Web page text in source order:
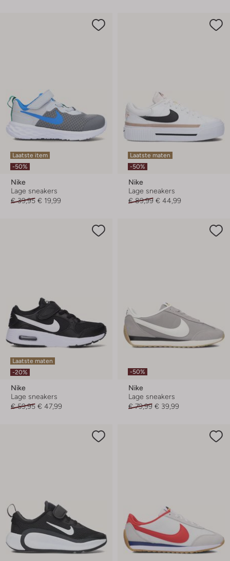
Laatste item
-50%
Nike
Lage sneakers
€ 39,95 € 19,99
Laatste maten
-50%
Nike
Lage sneakers
€ 89,99 € 44,99
Laatste maten
-20%
Nike
Lage sneakers
€ 59,95 € 47,99
-50%
Nike
Lage sneakers
€ 79,99 € 39,99